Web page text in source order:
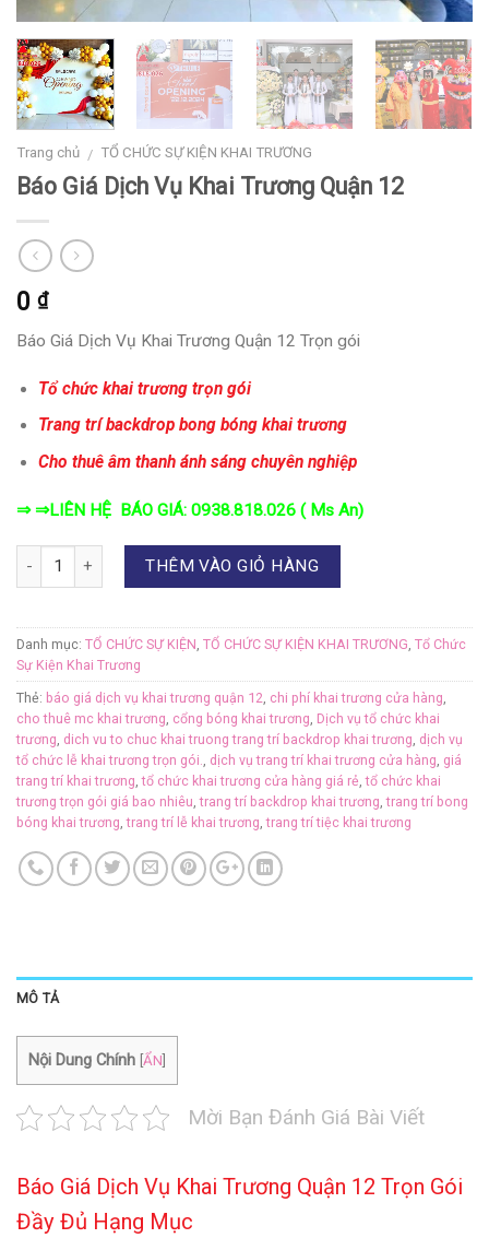
Trang chủ / TỔ CHỨC SỰ KIỆN KHAI TRƯƠNG
Báo Giá Dịch Vụ Khai Trương Quận 12
0 ₫
Báo Giá Dịch Vụ Khai Trương Quận 12 Trọn gói
Tổ chức khai trương trọn gói
Trang trí backdrop bong bóng khai trương
Cho thuê âm thanh ánh sáng chuyên nghiệp
⇒ ⇒LIÊN HỆ BÁO GIÁ: 0938.818.026 ( Ms An)
Số lượng THÊM VÀO GIỎ HÀNG
Danh mục: TỔ CHỨC SỰ KIỆN TỔ CHỨC SỰ KIỆN KHAI TRƯƠNG Tổ Chức
Sự Kiện Khai Trương
Thẻ: báo giá dịch vụ khai trương quận 12 chi phí khai trương cửa hàng
cho thuê mc khai trương cổng bóng khai trương Dịch vụ tổ chức khai
trương dich vu to chuc khai truong trang trí backdrop khai trương dịch vụ
tổ chức lễ khai trương trọn gói.
dịch vụ trang trí khai trương cửa hàng giá
trang trí khai trương ,tổ chức khai trương cửa hàng giá rẻ ,tổ chức khai
trương trọn gói giá bao nhiêu ,trang trí backdrop khai trương ,trang trí bong
bóng khai trương ,trang trí lễ khai trương ,trang trí tiệc khai trương
MÔ TẢ
Nội Dung Chính ẨN
Mời Bạn Đánh Giá Bài Viết
Báo Giá Dịch Vụ Khai Trương Quận 12 Trọn Gói
Đầy Đủ Hạng Mục